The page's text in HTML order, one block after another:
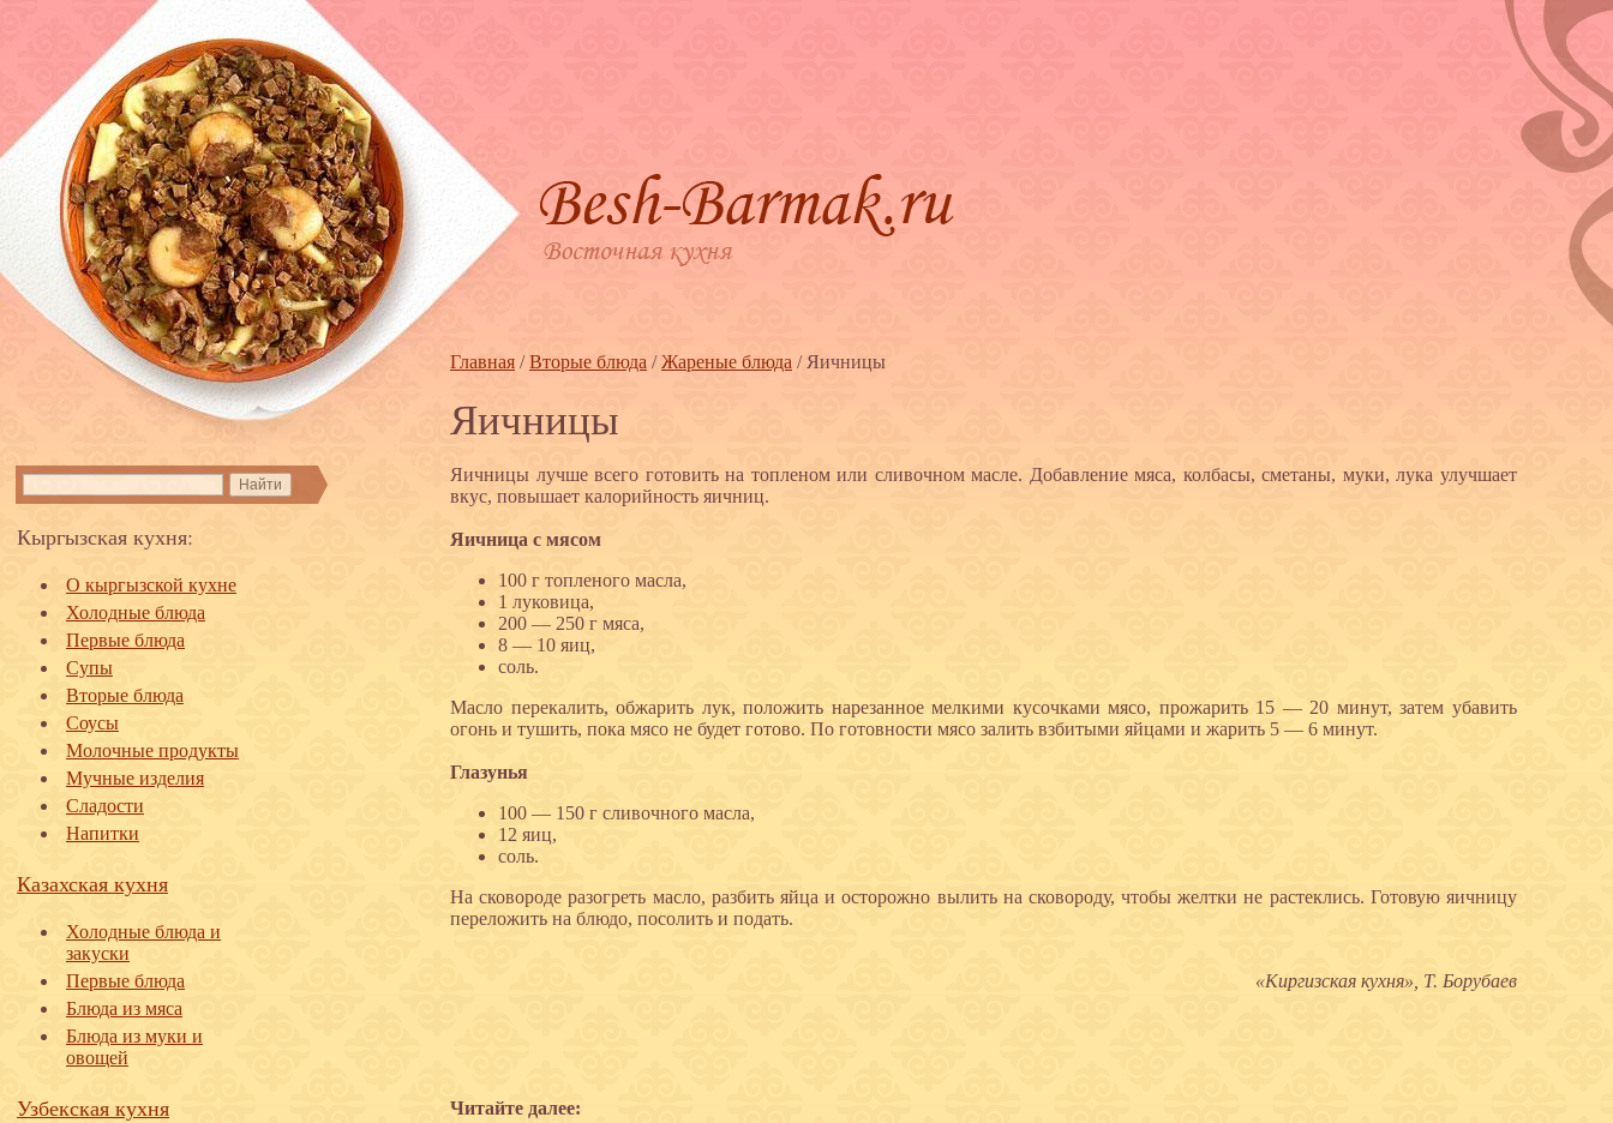
Кыргызская кухня:
О кыргызской кухне
Холодные блюда
Первые блюда
Супы
Вторые блюда
Соусы
Молочные продукты
Мучные изделия
Сладости
Напитки
Казахская кухня
Холодные блюда и
закуски
Первые блюда
Блюда из мяса
Блюда из муки и
овощей
Узбекская кухня
Главная /Вторые блюда /Жареные блюда / Яичницы
Яичницы
Яичницы лучше всего готовить на топленом или сливочном масле. Добавление мяса, колбасы, сметаны, муки, лука улучшает
вкус, повышает калорийность яичниц.
Яичница с мясом
100 г топленого масла,
1 луковица,
200 — 250 г мяса,
8 — 10 яиц,
соль.
Масло перекалить, обжарить лук, положить нарезанное мелкими кусочками мясо, прожарить 15 — 20 минут, затем убавить
огонь и тушить, пока мясо не будет готово. По готовности мясо залить взбитыми яйцами и жарить 5 — 6 минут.
Глазунья
100 — 150 г сливочного масла,
12 яиц,
соль.
На сковороде разогреть масло, разбить яйца и осторожно вылить на сковороду, чтобы желтки не растеклись. Готовую яичницу
переложить на блюдо, посолить и подать.
«Киргизская кухня», Т. Борубаев
Читайте далее: